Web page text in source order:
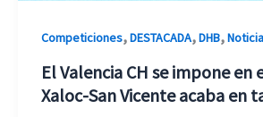
Competiciones,DESTACADA,DHB,
El Valencia CH se impone en
Xaloc-San Vicente acaba en